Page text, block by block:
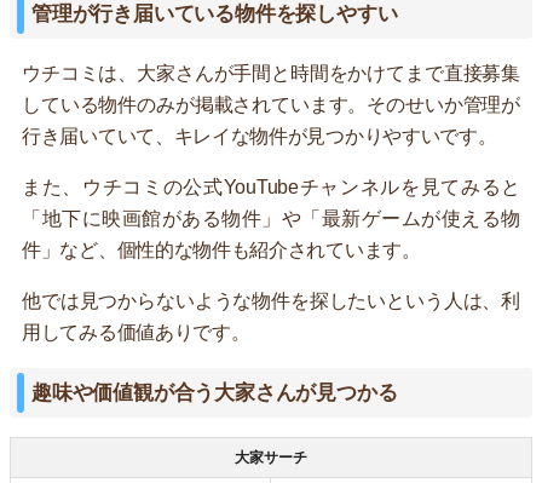
管理が行き届いている物件を探しやすい
ウチコミは、大家さんが手間と時間をかけてまで直接募集
している物件のみが掲載されています。そのせいか管理が
行き届いていて、キレイな物件が見つかりやすいです。
また、ウチコミの公式YouTubeチャンネルを見てみると
「地下に映画館がある物件」や「最新ゲームが使える物
件」など、個性的な物件も紹介されています。
他では見つからないような物件を探したいという人は、利
用してみる価値ありです。
趣味や価値観が合う大家さんが見つかる
大家サーチ